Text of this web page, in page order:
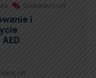
Comment off
i
off